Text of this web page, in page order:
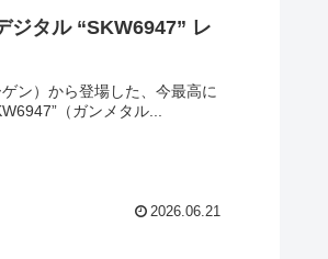
ジタル “SKW6947” レ
ン）から登場した、今最高に
（ガンメタル...
2026.06.21